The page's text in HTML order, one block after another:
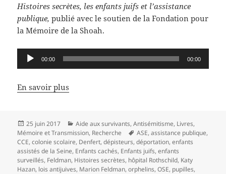
Histoires secrètes, les enfants juifs et l’assistance
publique, publié avec le soutien de la Fondation pour
la Mémoire de la Shoah.
Lecteur
audio
00:00 00:00
En savoir plus
Publié
le
25 juin 2017 Catégories
Aide aux survivants,Antisémitisme, Livres,
Mémoire et Transmission, Recherche
Mots-
clés
ASE,assistance publique,
CCE,colonie scolaire, Denfert,dépisteurs,déportation,enfants
assistés de la Seine, Enfants cachés, Enfants juifs,enfants
surveillés, Feldman, Histoires secrètes, hôpital Rothschild, Katy
Hazan, lois antijuives, Marion Feldman,orphelins,OSE, pupilles,